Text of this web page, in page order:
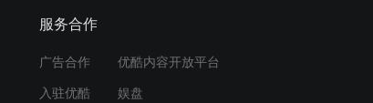
紧张集结！学生们迅速完成
服务合作
广告合作 优酷内容开放平台
入驻优酷 娱盘